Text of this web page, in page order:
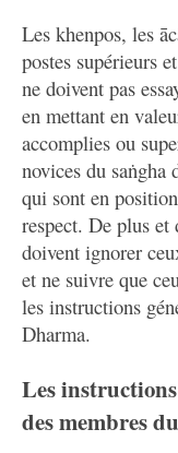
Les khenpos, les
postes supérieurs
ne doivent pas
en mettant en
accomplies ou
novices du saṅgha
qui sont en
respect. De plus et
doivent ignorer
et ne suivre que
les instructions
Dharma.
Les
des membres